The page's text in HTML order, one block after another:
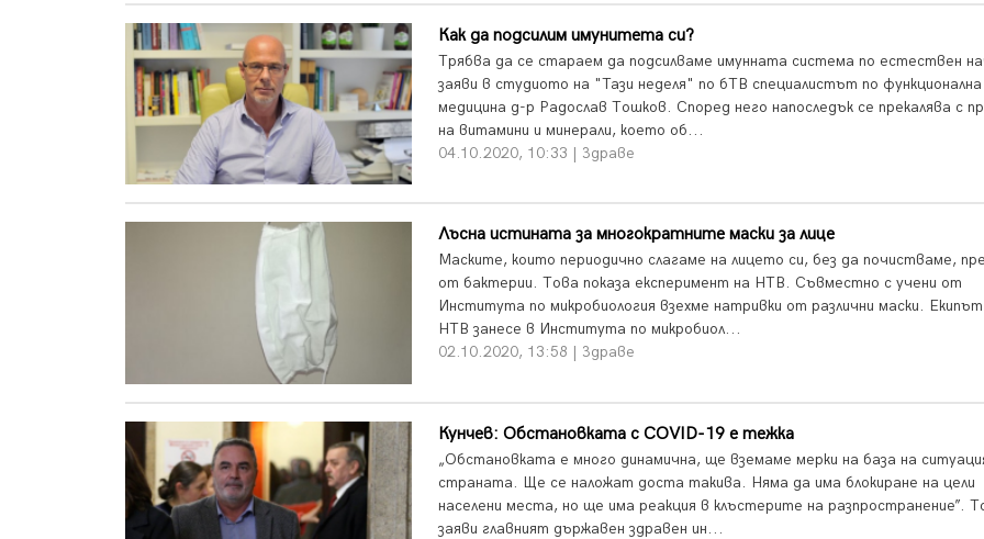
Как да подсилим имунитета си?
Трябва да се стараем да подсилваме имунната система по естествен
заяви в студиото на "Тази неделя" по бТВ специалистът по функционална
медицина д-р Радослав Тошков. Според него напоследък се прекалява с
на витамини и минерали, което об...
04.10.2020, 10:33 | Здраве
Лъсна истината за многократните маски за лице
Маските, които периодично слагаме на лицето си, без да почистваме,
от бактерии. Това показа експеримент на НТВ. Съвместно с учени от
Института по микробиология взехме натривки от различни маски.
НТВ занесе в Института по микробиол...
02.10.2020, 13:58 | Здраве
Кунчев: Обстановката с COVID-19 е тежка
„Обстановката е много динамична, ще вземаме мерки на база на
страната. Ще се наложат доста такива. Няма да има блокиране на цели
населени места, но ще има реакция в клъстерите на разпространение”.
заяви главният държавен здравен ин...